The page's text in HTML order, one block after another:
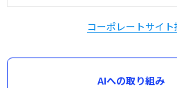
コーポレートサイト
AIへの取り組み